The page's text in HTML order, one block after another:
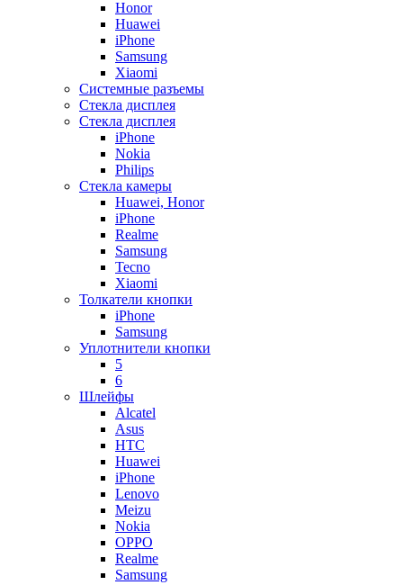
Honor
Huawei
iPhone
Samsung
Xiaomi
Системные разъемы
Стекла дисплея
Стекла дисплея
iPhone
Nokia
Philips
Стекла камеры
Huawei, Honor
iPhone
Realme
Samsung
Tecno
Xiaomi
Толкатели кнопки
iPhone
Samsung
Уплотнители кнопки
5
6
Шлейфы
Alcatel
Asus
HTC
Huawei
iPhone
Lenovo
Meizu
Nokia
OPPO
Realme
Samsung